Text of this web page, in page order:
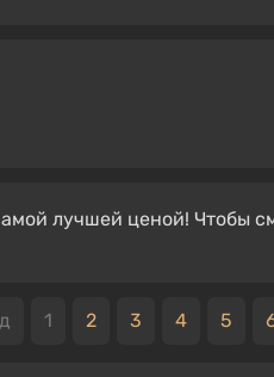
лучшей ценой! Чтобы
1 2 3 4 5